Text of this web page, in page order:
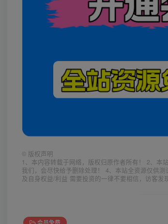
© 版权声明
1、本内容转载于网络，版权归原作者所有！ 2、
我们，会尽快给予删除处理！ 4、本站全资源仅供
及自身权益/利益 需要投资的一律不要相信，访客